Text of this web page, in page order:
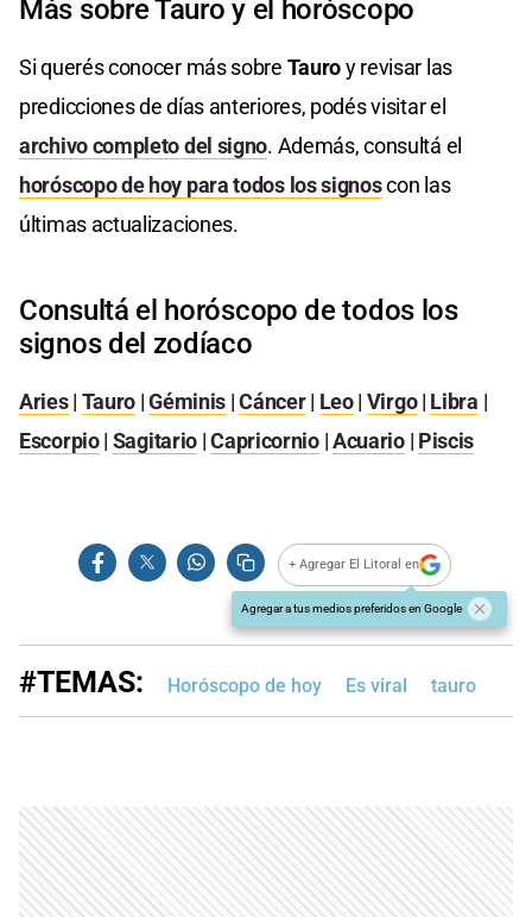
Más sobre Tauro y el horóscopo
Si querés conocer más sobre Tauroy revisar las
predicciones de días anteriores, podés visitar el
archivo completo del signo. Además, consultá el
horóscopo de hoy para todos los signoscon las
últimas actualizaciones.
Consultá el horóscopo de todos los
signos del zodíaco
Aries| Tauro |Géminis |Cáncer| Leo| Virgo| Libra |
Escorpio| Sagitario |Capricornio|Acuario| Piscis
+ Agregar El Litoral en
Agregar a tus medios preferidos en Google
#TEMAS: Horóscopo de hoy Es viral tauro